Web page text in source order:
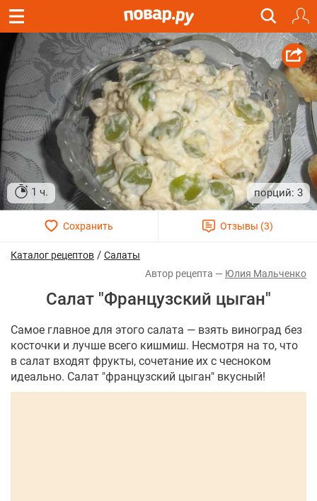
1 ч. 3
Каталог рецептов / Салаты
Юлия Мальченко
Салат "Французский цыган"
Самое главное для этого салата — взять виноград без
косточки и лучше всего кишмиш. Несмотря на то, что
в салат входят фрукты, сочетание их с чесноком
идеально. Салат "французский цыган" вкусный!